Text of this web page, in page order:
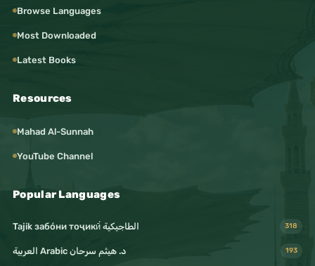
Browse Languages
Most Downloaded
Latest Books
Resources
Mahad Al-Sunnah
YouTube Channel
Popular Languages
Tajik забо́ни тоҷикӣ́ الطاجيكية 318
د. هيثم سرحان Arabic العربية 193